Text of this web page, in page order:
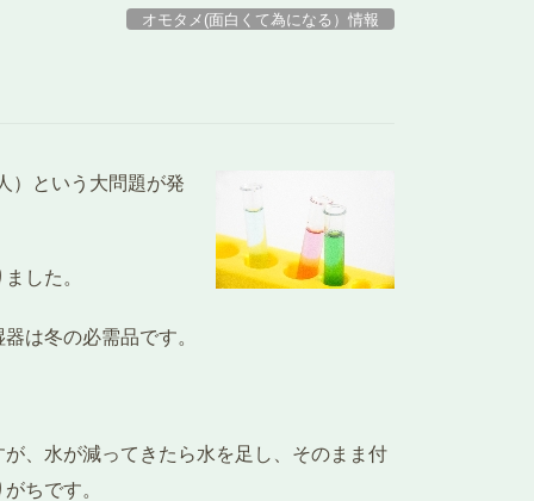
オモタメ(面白くて為になる）情報
）という大問題が発
した。
は冬の必需品です。
、水が減ってきたら水を足し、そのまま付
ちです。